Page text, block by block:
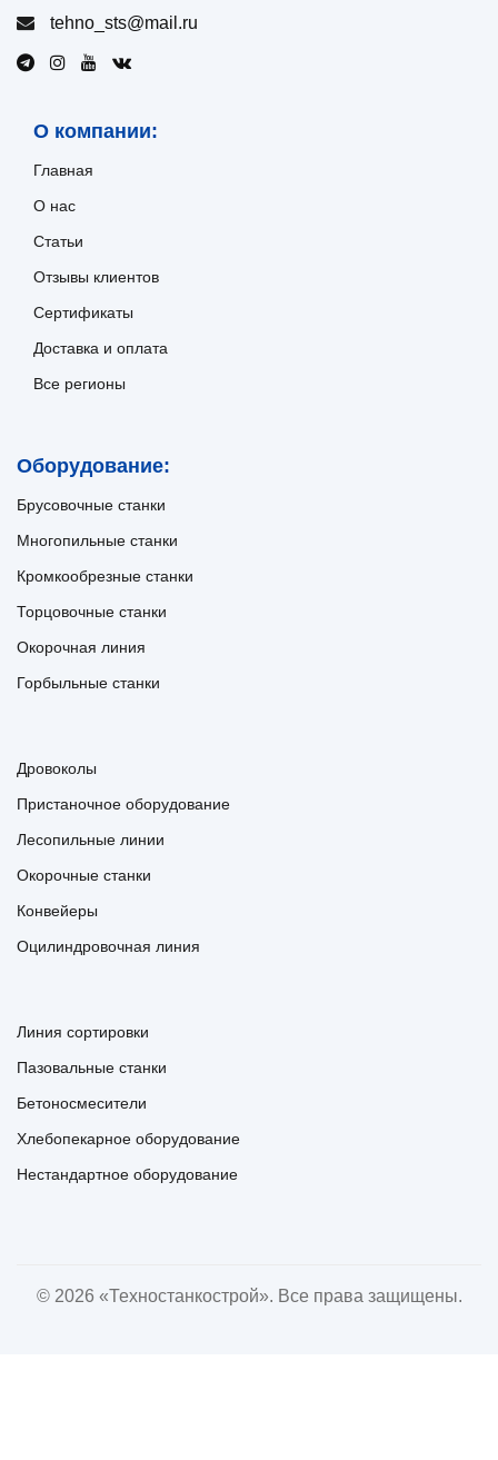
tehno_sts@mail.ru
О компании:
Главная
О нас
Статьи
Отзывы клиентов
Сертификаты
Доставка и оплата
Все регионы
Оборудование:
Брусовочные станки
Многопильные станки
Кромкообрезные станки
Торцовочные станки
Окорочная линия
Горбыльные станки
Дровоколы
Пристаночное оборудование
Лесопильные линии
Окорочные станки
Конвейеры
Оцилиндровочная линия
Линия сортировки
Пазовальные станки
Бетоносмесители
Хлебопекарное оборудование
Нестандартное оборудование
© 2026 «Техностанкострой». Все права защищены.